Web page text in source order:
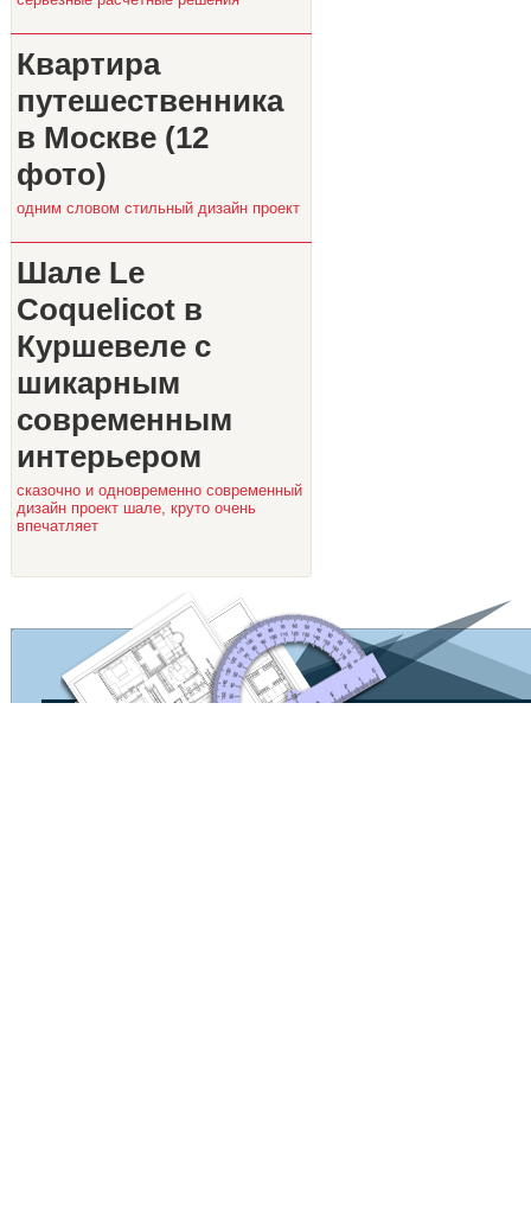
Квартира
путешественника
в Москве (12
фото)
одним словом стильный дизайн проект
Шале Le
Coquelicot в
Куршевеле с
шикарным
современным
интерьером
сказочно и одновременно современный
дизайн проект шале, круто очень
впечатляет